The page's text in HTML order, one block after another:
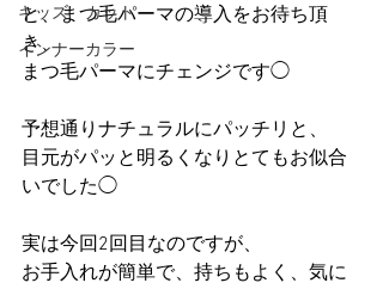
キッズ カット
インナーカラー
と、まつ毛パーマの導入をお待ち頂
き、
まつ毛パーマにチェンジです◯
予想通りナチュラルにパッチリと、
目元がパッと明るくなりとてもお似合
いでした◯
実は今回2回目なのですが、
お手入れが簡単で、持ちもよく、気に